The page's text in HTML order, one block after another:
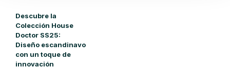
Descubre la
Colección House
Doctor SS25:
Diseño escandinavo
con un toque de
innovación